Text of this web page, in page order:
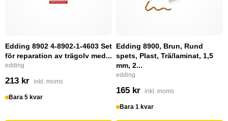
Edding 8902 4-8902-1-4603 Set
för reparation av trägolv med...
edding
213 kr inkl. moms
Bara 5 kvar
Edding 8900, Brun, Rund
spets, Plast, Trä/laminat, 1,5
mm, 2...
edding
165 kr inkl. moms
Bara 1 kvar